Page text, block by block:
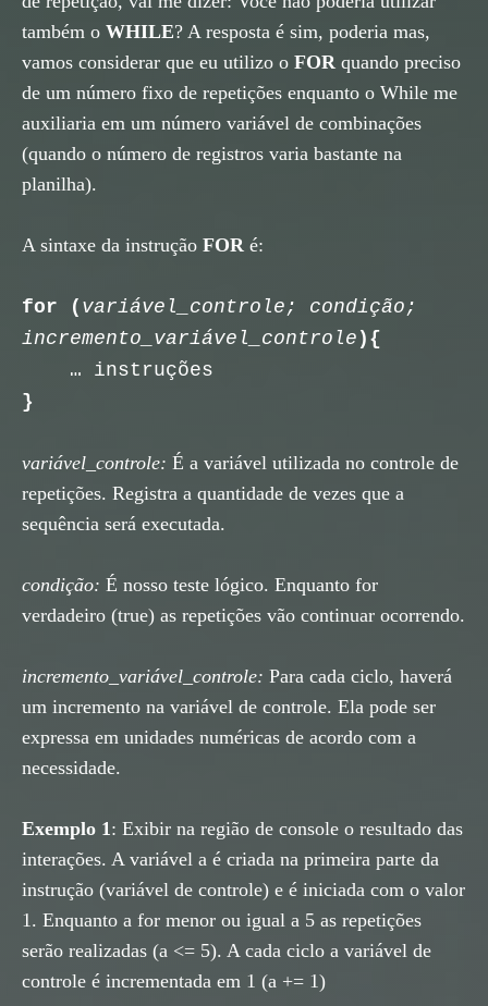
também o WHILE? A resposta é sim, poderia mas,
vamos considerar que eu utilizo o FOR quando preciso
de um número fixo de repetições enquanto o While me
auxiliaria em um número variável de combinações
(quando o número de registros varia bastante na
planilha).
A sintaxe da instrução FOR é:
for ( variável_controle; condição;
incremento_variável_controle ){
… instruções
}
variável_controle: É a variável utilizada no controle de
repetições. Registra a quantidade de vezes que a
sequência será executada.
condição: É nosso teste lógico. Enquanto for
verdadeiro (true) as repetições vão continuar ocorrendo.
incremento_variável_controle: Para cada ciclo, haverá
um incremento na variável de controle. Ela pode ser
expressa em unidades numéricas de acordo com a
necessidade.
Exemplo 1: Exibir na região de console o resultado das
interações. A variável a é criada na primeira parte da
instrução (variável de controle) e é iniciada com o valor
1. Enquanto a for menor ou igual a 5 as repetições
serão realizadas (a <= 5). A cada ciclo a variável de
controle é incrementada em 1 (a += 1)